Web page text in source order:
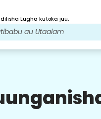
Lugha kutoka juu.